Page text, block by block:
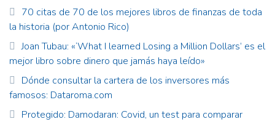
70 citas de 70 de los mejores libros de finanzas de toda
la historia (por Antonio Rico)
Joan Tubau: «‘What I learned Losing a Million Dollars’ es el
mejor libro sobre dinero que jamás haya leído»
Dónde consultar la cartera de los inversores más
famosos: Dataroma.com
Protegido: Damodaran: Covid, un test para comparar